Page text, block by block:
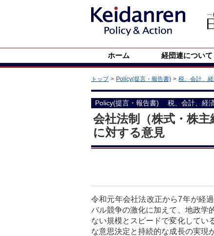
ホーム 経団連について
トップ Policy(提言・報告書) 税、会計、
Policy(提言・報告書) 税、会計、経
会社法制（株式・株
に対する意見
令和元年会社法改正から7年が経
バル競争の激化に加えて、地政学
ない規模とスピードで変化してい
な意思決定と持続的な成長の実現